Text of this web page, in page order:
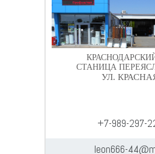
СТАНИЦА
УЛ.
+7-989-297-
leon666-